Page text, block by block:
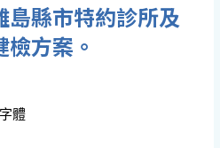
島縣市特約診所及
方案。
體